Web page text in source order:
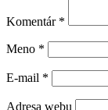
Komentár *
Meno *
E-mail *
Adresa webu